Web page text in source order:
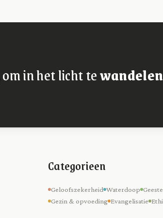
om in het licht tewandelen
Categorieen
Geloofszekerheid Waterdoop
Gezin & opvoeding Evangelisatie